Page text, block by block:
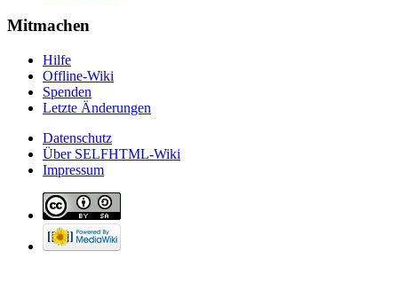
Mitmachen
Hilfe
Offline-Wiki
Spenden
Letzte Änderungen
Datenschutz
Über SELFHTML-Wiki
Impressum